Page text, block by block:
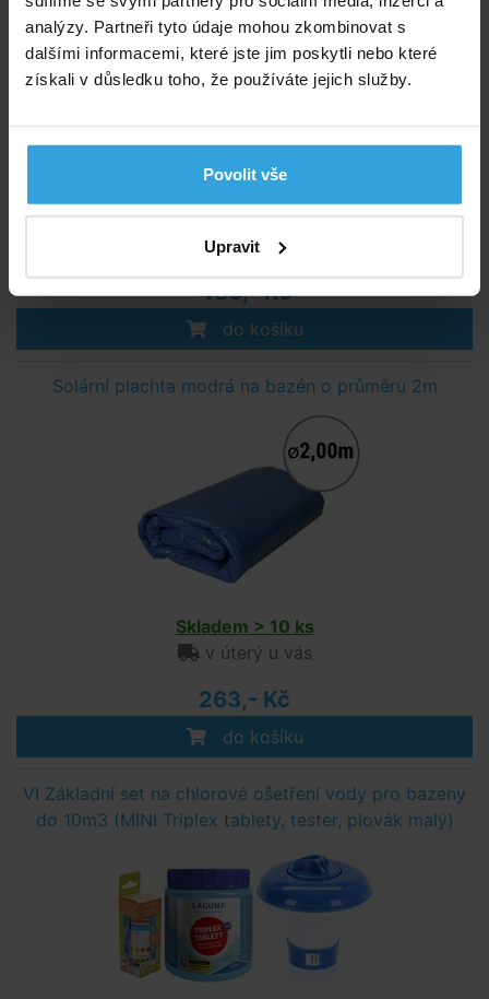
analýzy. Partneři tyto údaje mohou zkombinovat s
dalšími informacemi, které jste jim poskytli nebo které
získali v důsledku toho, že používáte jejich služby.
Povolit vše
Upravit
Skladem 2 ks
v úterý u vás
480,- Kč
do košíku
Solární plachta modrá na bazén o průměru 2m
Skladem > 10 ks
v úterý u vás
263,- Kč
do košíku
VI Základní set na chlorové ošetření vody pro bazeny
do 10m3 (MINI Triplex tablety, tester, plovák malý)